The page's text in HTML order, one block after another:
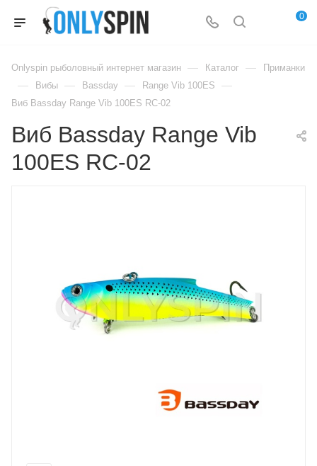
0
Onlyspin рыболовный интернет магазин — Каталог — Приманки
— Вибы — Bassday — Range Vib 100ES —
Виб Bassday Range Vib 100ES RC-02
Виб Bassday Range Vib
100ES RC-02